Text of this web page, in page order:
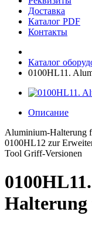
Доставка
Каталог PDF
Контакты
Каталог
0100HL11.
Описание
Aluminium-Halterung
0100HL12 zur
Tool Griff-Versionen
Halterung